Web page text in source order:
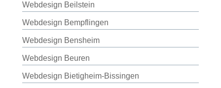
Webdesign Beilstein
Webdesign Bempflingen
Webdesign Bensheim
Webdesign Beuren
Webdesign Bietigheim-Bissingen